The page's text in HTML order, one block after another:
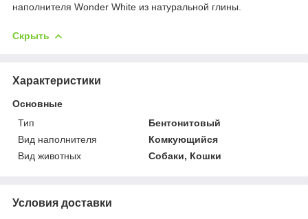
наполнителя Wonder White из натуральной глины.
Скрыть
Характеристики
Основные
Тип
Бентонитовый
Вид наполнителя
Комкующийся
Вид животных
Собаки, Кошки
Условия доставки